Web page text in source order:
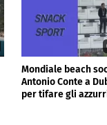
Mondiale beach
Antonio Conte a
per tifare gli